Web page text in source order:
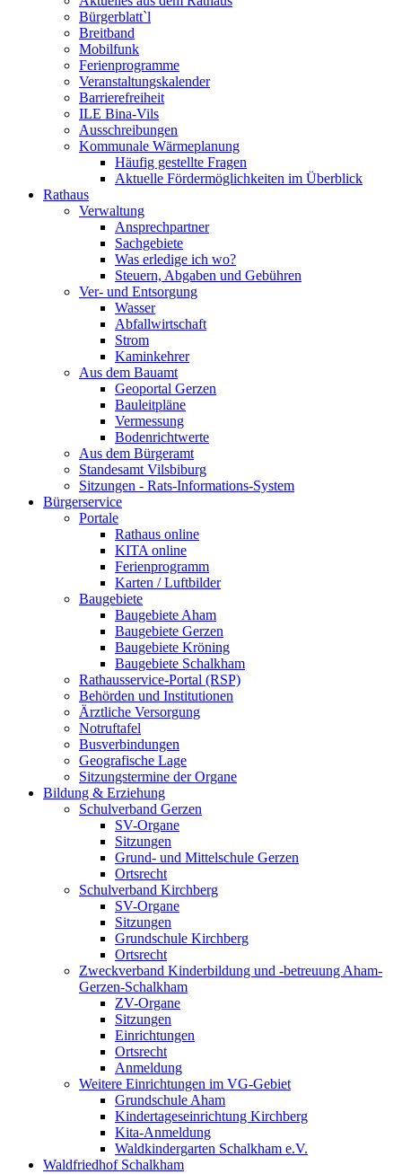
Bürgerblatt`l
Breitband
Mobilfunk
Ferienprogramme
Veranstaltungskalender
Barrierefreiheit
ILE Bina-Vils
Ausschreibungen
Kommunale Wärmeplanung
Häufig gestellte Fragen
Aktuelle Fördermöglichkeiten im Überblick
Rathaus
Verwaltung
Ansprechpartner
Sachgebiete
Was erledige ich wo?
Steuern, Abgaben und Gebühren
Ver- und Entsorgung
Wasser
Abfallwirtschaft
Strom
Kaminkehrer
Aus dem Bauamt
Geoportal Gerzen
Bauleitpläne
Vermessung
Bodenrichtwerte
Aus dem Bürgeramt
Standesamt Vilsbiburg
Sitzungen - Rats-Informations-System
Bürgerservice
Portale
Rathaus online
KITA online
Ferienprogramm
Karten / Luftbilder
Baugebiete
Baugebiete Aham
Baugebiete Gerzen
Baugebiete Kröning
Baugebiete Schalkham
Rathausservice-Portal (RSP)
Behörden und Institutionen
Ärztliche Versorgung
Notruftafel
Busverbindungen
Geografische Lage
Sitzungstermine der Organe
Bildung & Erziehung
Schulverband Gerzen
SV-Organe
Sitzungen
Grund- und Mittelschule Gerzen
Ortsrecht
Schulverband Kirchberg
SV-Organe
Sitzungen
Grundschule Kirchberg
Ortsrecht
Zweckverband Kinderbildung und -betreuung Aham-
Gerzen-Schalkham
ZV-Organe
Sitzungen
Einrichtungen
Ortsrecht
Anmeldung
Weitere Einrichtungen im VG-Gebiet
Grundschule Aham
Kindertageseinrichtung Kirchberg
Kita-Anmeldung
Waldkindergarten Schalkham e.V.
Waldfriedhof Schalkham